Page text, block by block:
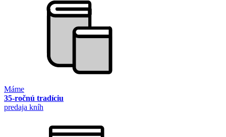
Máme
35-ročnú tradíciu
predaja kníh